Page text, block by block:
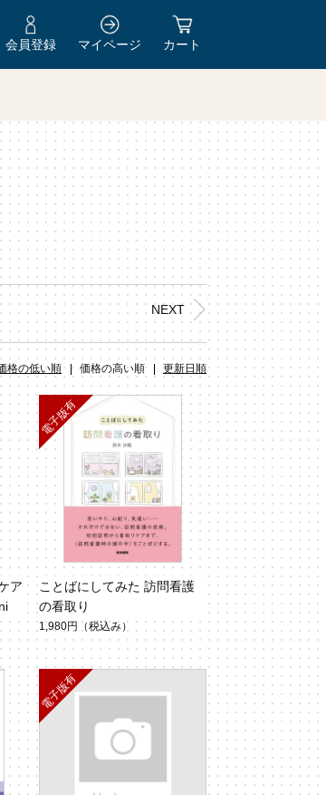
会員登録 マイページ カート
NEXT
格の低い順 価格の高い順 更新日順
ア
ことばにしてみた 訪問看護
の看取り
1,980円 （税込み）